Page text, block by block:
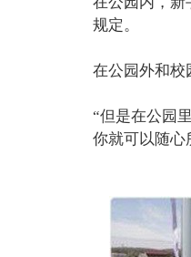
规定。
在公园外和校
“但是在公园
你就可以随心